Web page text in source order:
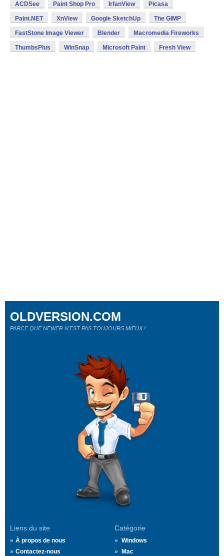
ACDSee Paint Shop Pro IrfanView Picasa
Paint.NET XnView Google SketchUp The GIMP
FastStone Image Viewer Blender Macromedia Fireworks
ThumbsPlus WinSnap Microsoft Paint Fresh View
Liens du site
À propos de nous
Contactez-nous
Catégorie
Windows
Mac
OLDVERSION.COM
PARCE QUE NEWER N'EST PAS TOUJOURS MIEUX !